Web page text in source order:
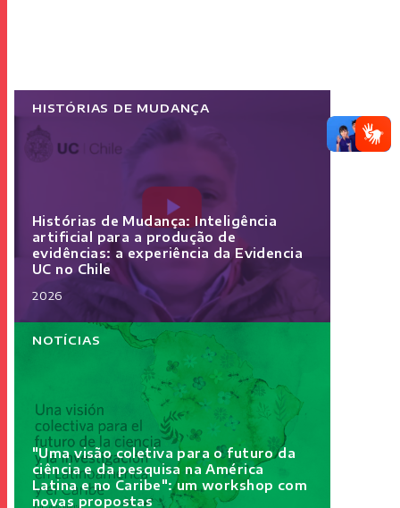
HISTÓRIAS DE MUDANÇA
Histórias de Mudança: Inteligência
artificial para a produção de
evidências: a experiência da Evidencia
UC no Chile
2026
NOTÍCIAS
"Uma visão coletiva para o futuro da
ciência e da pesquisa na América
Latina e no Caribe": um workshop com
novas propostas